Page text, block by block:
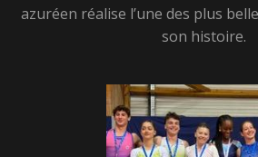
son histoire.